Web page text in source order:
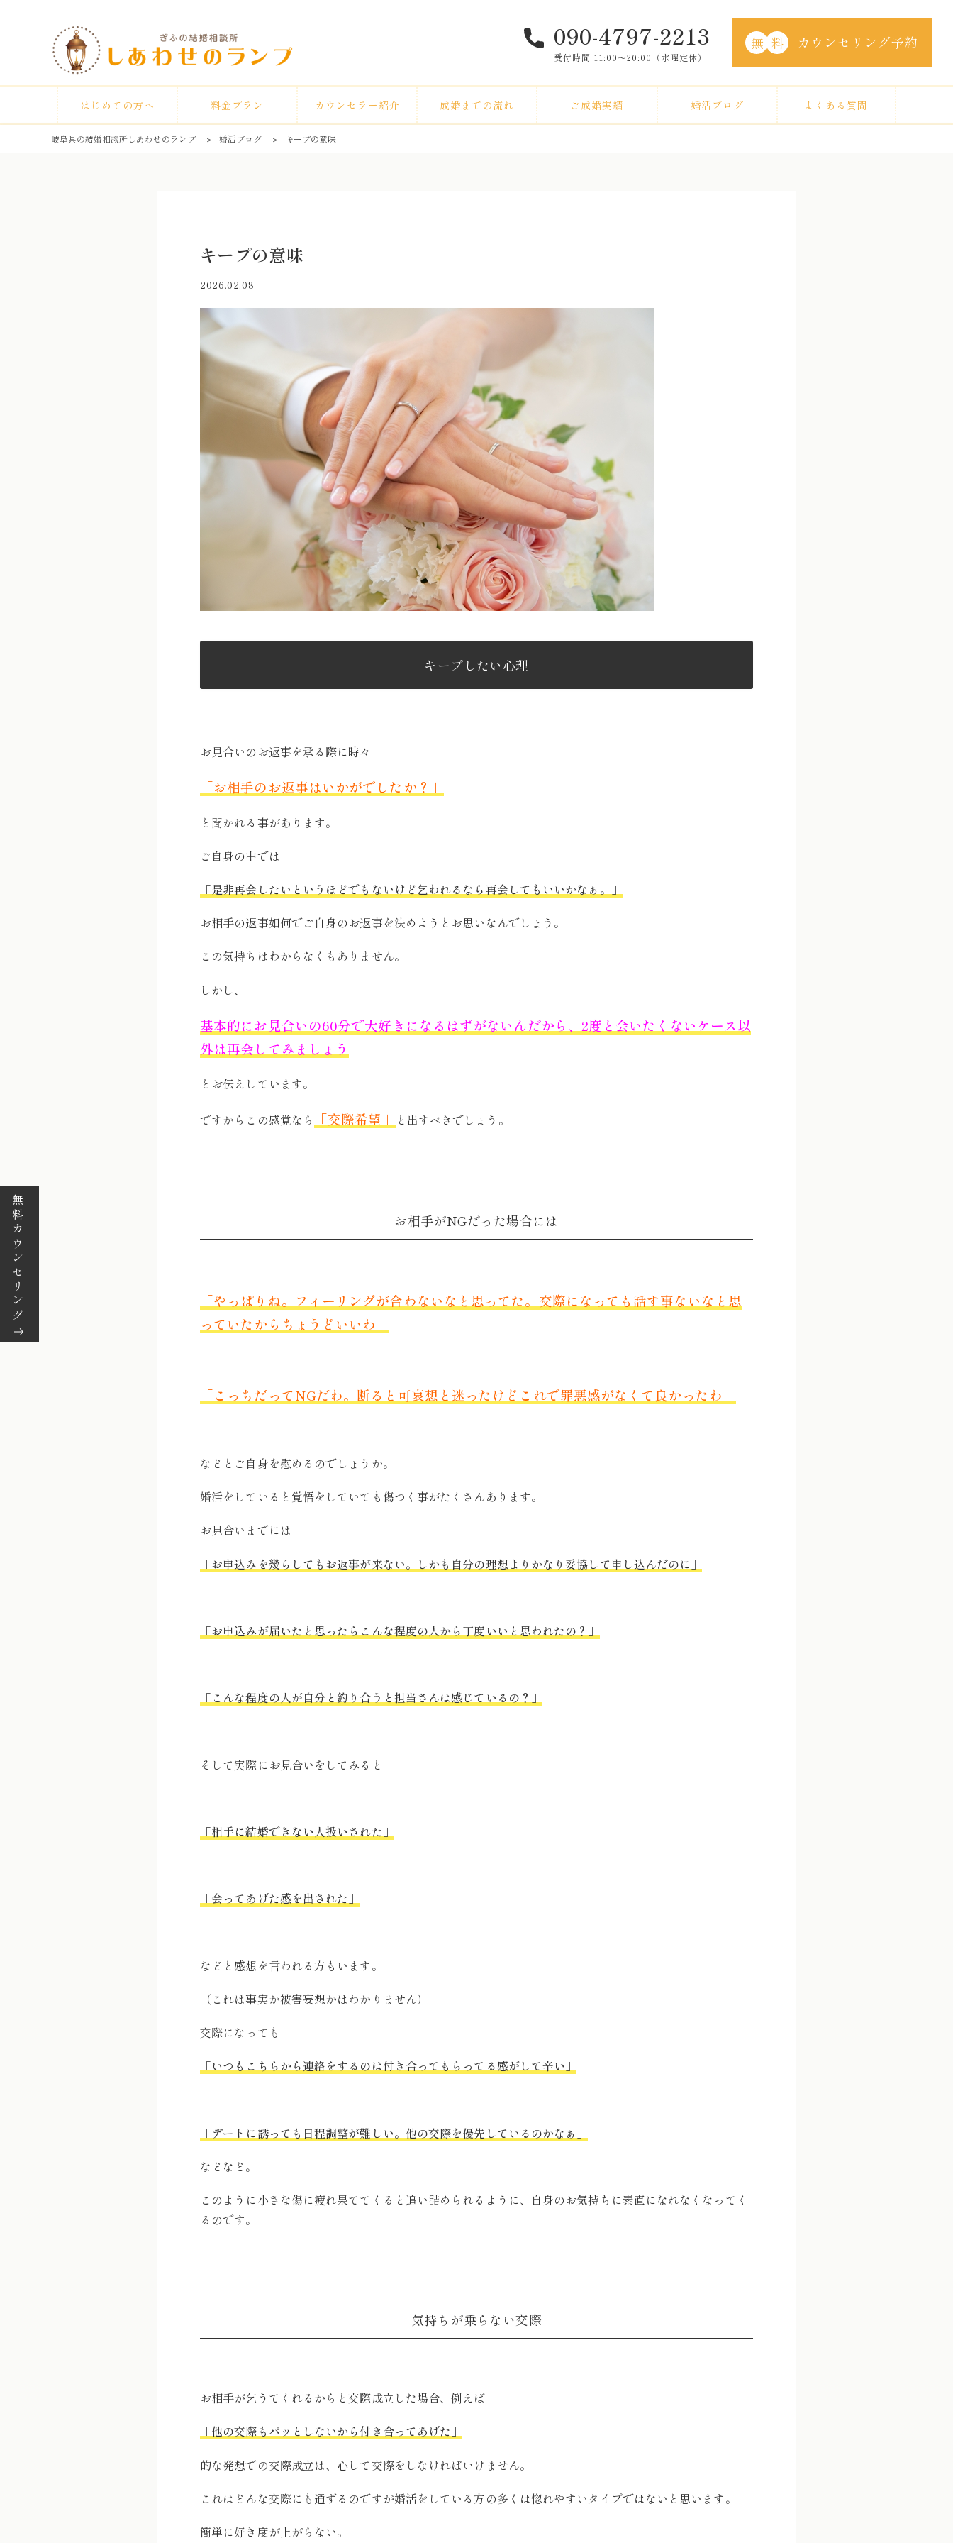
090-4797-2213
受付時間 11:00〜20:00（水曜定休）
カウンセリング予約
無 料
はじめての方へ 料金プラン カウンセラー紹介 成婚までの流れ ご成婚実績 婚活ブログ よくある質問
無料カウンセリング
岐阜県の結婚相談所しあわせのランプ ＞ 婚活ブログ ＞ キープの意味
キープの意味
2026.02.08
キープしたい心理
お見合いのお返事を承る際に時々
「お相手のお返事はいかがでしたか？」
と聞かれる事があります。
ご自身の中では
「是非再会したいというほどでもないけど乞われるなら再会してもいいかなぁ。」
お相手の返事如何でご自身のお返事を決めようとお思いなんでしょう。
この気持ちはわからなくもありません。
しかし、
基本的にお見合いの60分で大好きになるはずがないんだから、2度と会いたくないケース以
外は再会してみましょう
とお伝えしています。
ですからこの感覚なら 「交際希望」 と出すべきでしょう。
お相手がNGだった場合には
「やっぱりね。フィーリングが合わないなと思ってた。交際になっても話す事ないなと思
っていたからちょうどいいわ」
「こっちだってNGだわ。断ると可哀想と迷ったけどこれで罪悪感がなくて良かったわ」
などとご自身を慰めるのでしょうか。
婚活をしていると覚悟をしていても傷つく事がたくさんあります。
お見合いまでには
「お申込みを幾らしてもお返事が来ない。 しかも自分の理想よりかなり妥協して申し込んだのに」
「お申込みが届いたと思ったらこんな程度の人から丁度いいと思われたの？」
「こんな程度の人が自分と釣り合うと担当さんは感じているの？」
そして実際にお見合いをしてみると
「相手に結婚できない人扱いされた」
「会ってあげた感を出された」
などと感想を言われる方もいます。
（これは事実か被害妄想かはわかりません）
交際になっても
「いつもこちらから連絡をするのは付き合ってもらってる感がして辛い」
「デートに誘っても日程調整が難しい。他の交際を優先しているのかなぁ」
などなど。
このように小さな傷に疲れ果ててくると追い詰められるように、自身のお気持ちに素直になれなくなってく
るのです。
気持ちが乗らない交際
お相手が乞うてくれるからと交際成立した場合、例えば
「他の交際もパッとしないから付き合ってあげた」
的な発想での交際成立は、心して交際をしなければいけません。
これはどんな交際にも通ずるのですが婚活をしている方の多くは惚れやすいタイプではないと思います。
簡単に好き度が上がらない。